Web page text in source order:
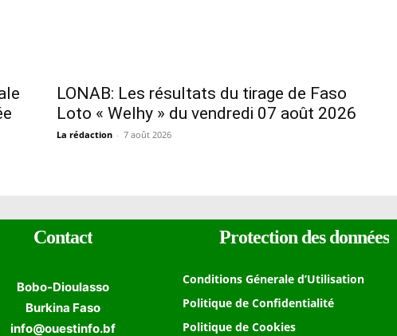
LONAB: Les résultats du tirage de Faso
Loto « Welhy » du vendredi 07 août 2026
La rédaction - 7 août 2026
Contact
Bobo-Dioulasso
Burkina Faso
info@ouestinfo.bf
Protection des données
Conditions Génerale d’Utilisation
Politique de Confidentialité
Politique de Cookies